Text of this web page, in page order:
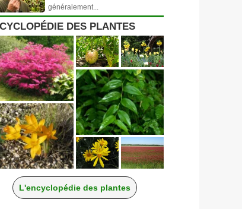
généralement...
DES PLANTES
L'encyclopédie des plantes